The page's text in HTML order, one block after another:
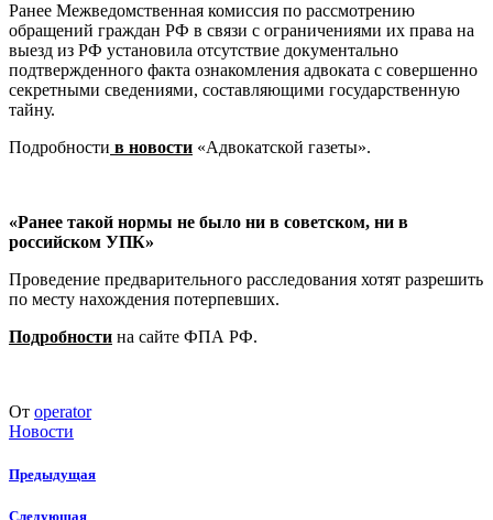
Ранее Межведомственная комиссия по рассмотрению
обращений граждан РФ в связи с ограничениями их права на
выезд из РФ установила отсутствие документально
подтвержденного факта ознакомления адвоката с совершенно
секретными сведениями, составляющими государственную
тайну.
Подробности в новости «Адвокатской газеты».
«Ранее такой нормы не было ни в советском, ни в
российском УПК»
Проведение предварительного расследования хотят разрешить
по месту нахождения потерпевших.
Подробности на сайте ФПА РФ.
От operator
Новости
Предыдущая
Следующая